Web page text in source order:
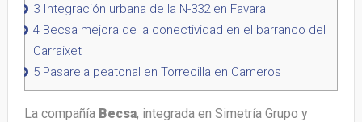
3Integración urbana de la N-332 en Favara
4Becsa mejora de la conectividad en el barranco del
Carraixet
5Pasarela peatonal en Torrecilla en Cameros
La compañía Becsa, integrada en Simetría Grupo y